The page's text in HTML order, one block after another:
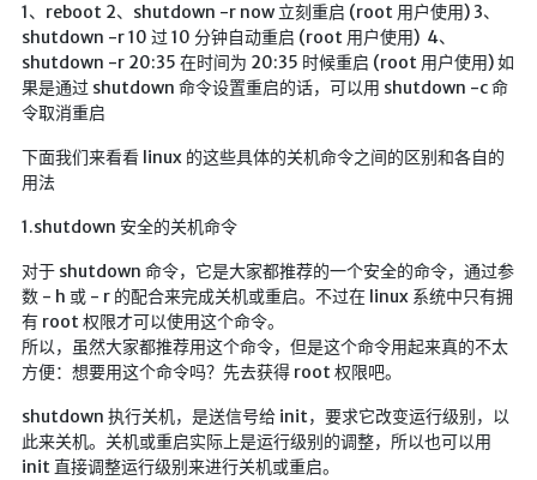
1、reboot 2、shutdown -r now 立刻重启 (root 用户使用) 3、
shutdown -r 10 过 10 分钟自动重启 (root 用户使用) 4、
shutdown -r 20:35 在时间为 20:35 时候重启 (root 用户使用) 如
果是通过 shutdown 命令设置重启的话，可以用 shutdown -c 命
令取消重启
下面我们来看看 linux 的这些具体的关机命令之间的区别和各自的
用法
1.shutdown 安全的关机命令
对于 shutdown 命令，它是大家都推荐的一个安全的命令，通过参
数 - h 或 - r 的配合来完成关机或重启。不过在 linux 系统中只有拥
有 root 权限才可以使用这个命令。
所以，虽然大家都推荐用这个命令，但是这个命令用起来真的不太
方便：想要用这个命令吗？先去获得 root 权限吧。
shutdown 执行关机，是送信号给 init，要求它改变运行级别，以
此来关机。关机或重启实际上是运行级别的调整，所以也可以用
init 直接调整运行级别来进行关机或重启。
网页代理
网页代理备用
Google访问助手
🎬在线影视
星视界
影视无广告
在线影视备用
在线影视 备用1
英美日韩剧
在线影视新增